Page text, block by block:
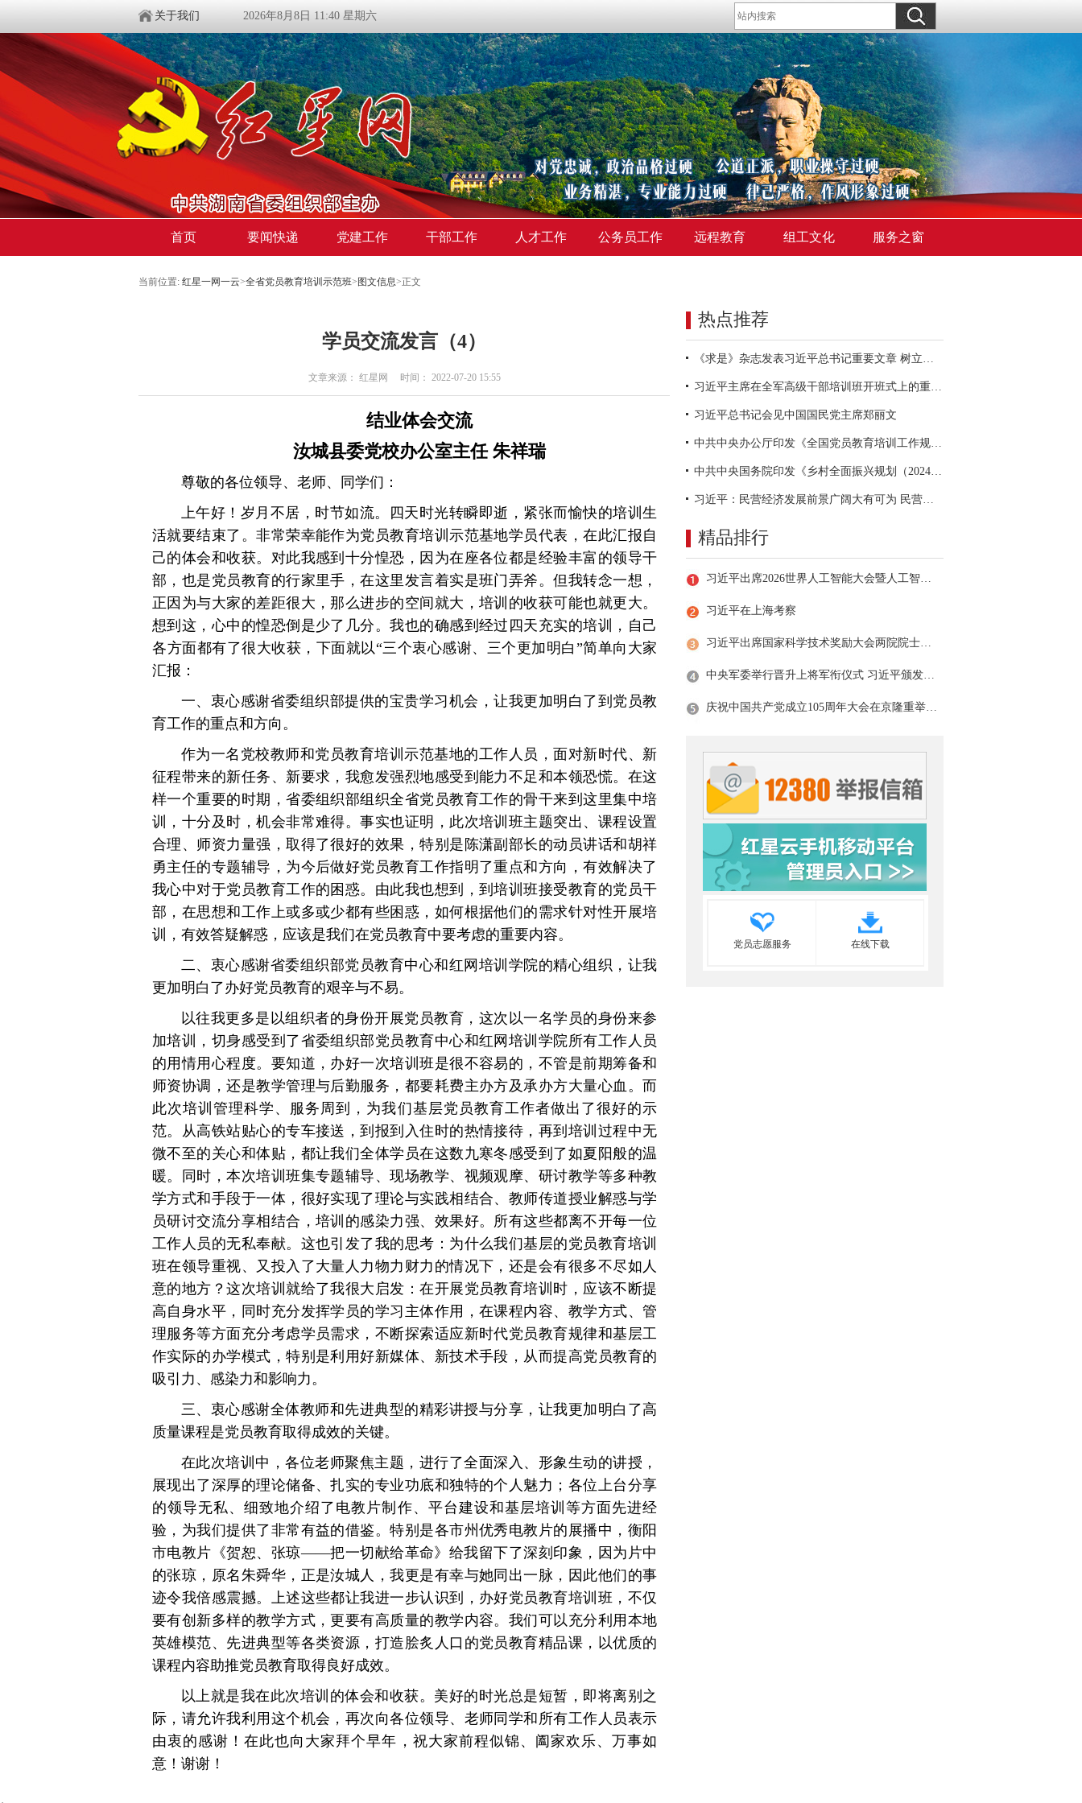
关于我们 2026年8月8日 11:40 星期六
首页 要闻快递 党建工作 干部工作 人才工作 公务员工作 远程教育 组工文化 服务之窗
当前位置: 红星一网一云>全省党员教育培训示范班> 图文信息>正文
学员交流发言（4）
文章来源： 红星网 时间： 2022-07-20 15:55
结业体会交流
汝城县委党校办公室主任 朱祥瑞
尊敬的各位领导、老师、同学们：
上午好！岁月不居，时节如流。四天时光转瞬即逝，紧张而愉快的培训生
活就要结束了。非常荣幸能作为党员教育培训示范基地学员代表，在此汇报自
己的体会和收获。对此我感到十分惶恐，因为在座各位都是经验丰富的领导干
部，也是党员教育的行家里手，在这里发言着实是班门弄斧。但我转念一想，
正因为与大家的差距很大，那么进步的空间就大，培训的收获可能也就更大。
想到这，心中的惶恐倒是少了几分。我也的确感到经过四天充实的培训，自己
各方面都有了很大收获，下面就以“三个衷心感谢、三个更加明白”简单向大家
汇报：
一、衷心感谢省委组织部提供的宝贵学习机会，让我更加明白了到党员教
育工作的重点和方向。
作为一名党校教师和党员教育培训示范基地的工作人员，面对新时代、新
征程带来的新任务、新要求，我愈发强烈地感受到能力不足和本领恐慌。在这
样一个重要的时期，省委组织部组织全省党员教育工作的骨干来到这里集中培
训，十分及时，机会非常难得。事实也证明，此次培训班主题突出、课程设置
合理、师资力量强，取得了很好的效果，特别是陈潇副部长的动员讲话和胡祥
勇主任的专题辅导，为今后做好党员教育工作指明了重点和方向，有效解决了
我心中对于党员教育工作的困惑。由此我也想到，到培训班接受教育的党员干
部，在思想和工作上或多或少都有些困惑，如何根据他们的需求针对性开展培
训，有效答疑解惑，应该是我们在党员教育中要考虑的重要内容。
二、衷心感谢省委组织部党员教育中心和红网培训学院的精心组织，让我
更加明白了办好党员教育的艰辛与不易。
以往我更多是以组织者的身份开展党员教育，这次以一名学员的身份来参
加培训，切身感受到了省委组织部党员教育中心和红网培训学院所有工作人员
的用情用心程度。要知道，办好一次培训班是很不容易的，不管是前期筹备和
师资协调，还是教学管理与后勤服务，都要耗费主办方及承办方大量心血。而
此次培训管理科学、服务周到，为我们基层党员教育工作者做出了很好的示
范。从高铁站贴心的专车接送，到报到入住时的热情接待，再到培训过程中无
微不至的关心和体贴，都让我们全体学员在这数九寒冬感受到了如夏阳般的温
暖。同时，本次培训班集专题辅导、现场教学、视频观摩、研讨教学等多种教
学方式和手段于一体，很好实现了理论与实践相结合、教师传道授业解惑与学
员研讨交流分享相结合，培训的感染力强、效果好。所有这些都离不开每一位
工作人员的无私奉献。这也引发了我的思考：为什么我们基层的党员教育培训
班在领导重视、又投入了大量人力物力财力的情况下，还是会有很多不尽如人
意的地方？这次培训就给了我很大启发：在开展党员教育培训时，应该不断提
高自身水平，同时充分发挥学员的学习主体作用，在课程内容、教学方式、管
理服务等方面充分考虑学员需求，不断探索适应新时代党员教育规律和基层工
作实际的办学模式，特别是利用好新媒体、新技术手段，从而提高党员教育的
吸引力、感染力和影响力。
三、衷心感谢全体教师和先进典型的精彩讲授与分享，让我更加明白了高
质量课程是党员教育取得成效的关键。
在此次培训中，各位老师聚焦主题，进行了全面深入、形象生动的讲授，
展现出了深厚的理论储备、扎实的专业功底和独特的个人魅力；各位上台分享
的领导无私、细致地介绍了电教片制作、平台建设和基层培训等方面先进经
验，为我们提供了非常有益的借鉴。特别是各市州优秀电教片的展播中，衡阳
市电教片《贺恕、张琼——把一切献给革命》给我留下了深刻印象，因为片中
的张琼，原名朱舜华，正是汝城人，我更是有幸与她同出一脉，因此他们的事
迹令我倍感震撼。上述这些都让我进一步认识到，办好党员教育培训班，不仅
要有创新多样的教学方式，更要有高质量的教学内容。我们可以充分利用本地
英雄模范、先进典型等各类资源，打造脍炙人口的党员教育精品课，以优质的
课程内容助推党员教育取得良好成效。
以上就是我在此次培训的体会和收获。美好的时光总是短暂，即将离别之
际，请允许我利用这个机会，再次向各位领导、老师同学和所有工作人员表示
由衷的感谢！在此也向大家拜个早年，祝大家前程似锦、阖家欢乐、万事如
意！谢谢！
热点推荐
《求是》杂志发表习近平总书记重要文章 树立和践行正确政绩观
习近平主席在全军高级干部培训班开班式上的重要讲话引领全军开展思想整风、深化政治整训
习近平总书记会见中国国民党主席郑丽文
中共中央办公厅印发《全国党员教育培训工作规划（2024－2028年）》
中共中央国务院印发《乡村全面振兴规划（2024—2027年）》
习近平：民营经济发展前景广阔大有可为 民营企业和民营企业家大显身手正当其时
精品排行
习近平出席2026世界人工智能大会暨人工智能全球治理高级别会议开幕式并发表主旨讲话
习近平在上海考察
习近平出席国家科学技术奖励大会两院院士大会中国科协第十一次全国代表大会并发表重要讲话
中央军委举行晋升上将军衔仪式 习近平颁发命令状并向晋衔的军官表示祝贺
庆祝中国共产党成立105周年大会在京隆重举行 习近平发表重要讲话
党员志愿服务 在线下载